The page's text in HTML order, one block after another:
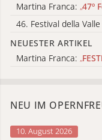
Martina Franca: „47º
46. Festival della Valle
NEUESTER ARTIKEL
Martina Franca: „
NEU IM
10. August 2026